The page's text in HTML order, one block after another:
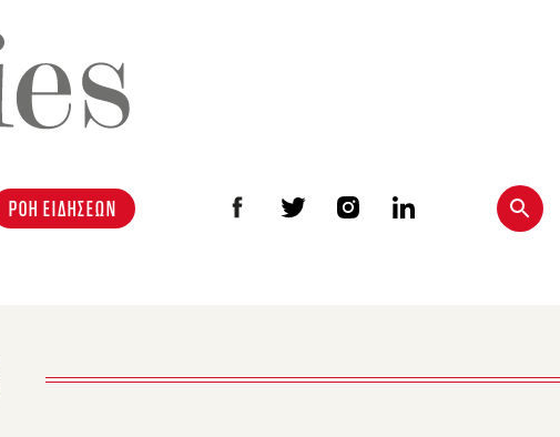
ΡΟΗ ΕΙΔΗΣΕΩΝ